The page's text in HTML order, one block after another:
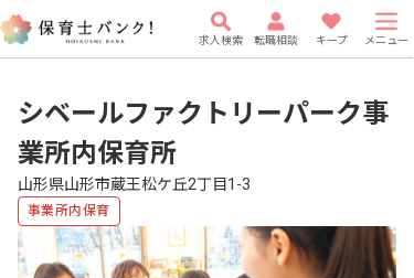
求人検索 転職相談 キープ メニュー
シベールファクトリーパーク事
業所内保育所
山形県山形市蔵王松ケ丘2丁目1-3
事業所内保育